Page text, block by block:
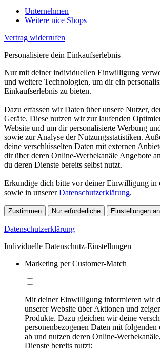
Unternehmen
Weitere nice Shops
Vertrag widerrufen
Personalisiere dein Einkaufserlebnis
Nur mit deiner individuellen Einwilligung
und weitere Technologien, um dir ein
Einkaufserlebnis zu bieten.
Dazu erfassen wir Daten über unsere Nutzer,
Geräte. Diese nutzen wir zur laufenden
Website und um dir personalisierte Werbung
sowie zur Analyse der Nutzungsstatistiken.
deine verschlüsselten Daten mit externen
dir über deren Online-Werbekanäle Angebote
du deren Dienste bereits selbst nutzt.
Erkundige dich bitte vor deiner Einwilligung in
sowie in unsererDatenschutzerklärung.
Zustimmen Nur erforderliche Einstellungen
Datenschutzerklärung
Individuelle Datenschutz-Einstellungen
Marketing per Customer-Match
Mit deiner Einwilligung informieren wir
unserer Website über Aktionen und
Produkte. Dazu gleichen wir deine
personenbezogenen Daten mit folgenden
ab und nutzen deren Online-
Dienste bereits nutzt: